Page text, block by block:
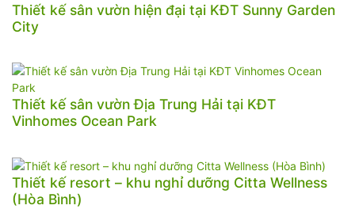
Thiết kế sân vườn hiện đại tại KĐT Sunny Garden
City
Thiết kế sân vườn Địa Trung Hải tại KĐT
Vinhomes Ocean Park
Thiết kế resort – khu nghỉ dưỡng Citta Wellness
(Hòa Bình)